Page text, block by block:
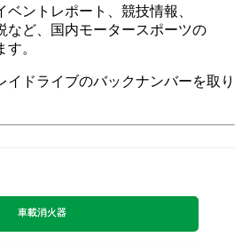
ントレポート、競技情報、
など、国内モータースポーツの
。
イドライブのバックナンバーを取り
車載消火器